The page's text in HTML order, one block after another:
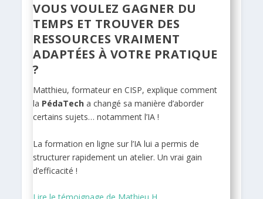
VOUS VOULEZ GAGNER DU
TEMPS ET TROUVER DES
RESSOURCES VRAIMENT
ADAPTÉES À VOTRE PRATIQUE
?
Matthieu, formateur en CISP, explique comment
la PédaTech a changé sa manière d’aborder
certains sujets… notamment l’IA !
La formation en ligne sur l’IA lui a permis de
structurer rapidement un atelier. Un vrai gain
d’efficacité !